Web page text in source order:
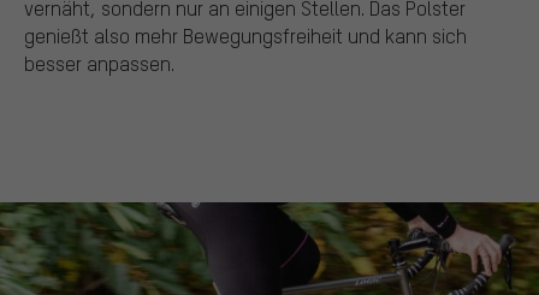
vernäht, sondern nur an einigen Stellen. Das Polster
genießt also mehr Bewegungsfreiheit und kann sich
besser anpassen.